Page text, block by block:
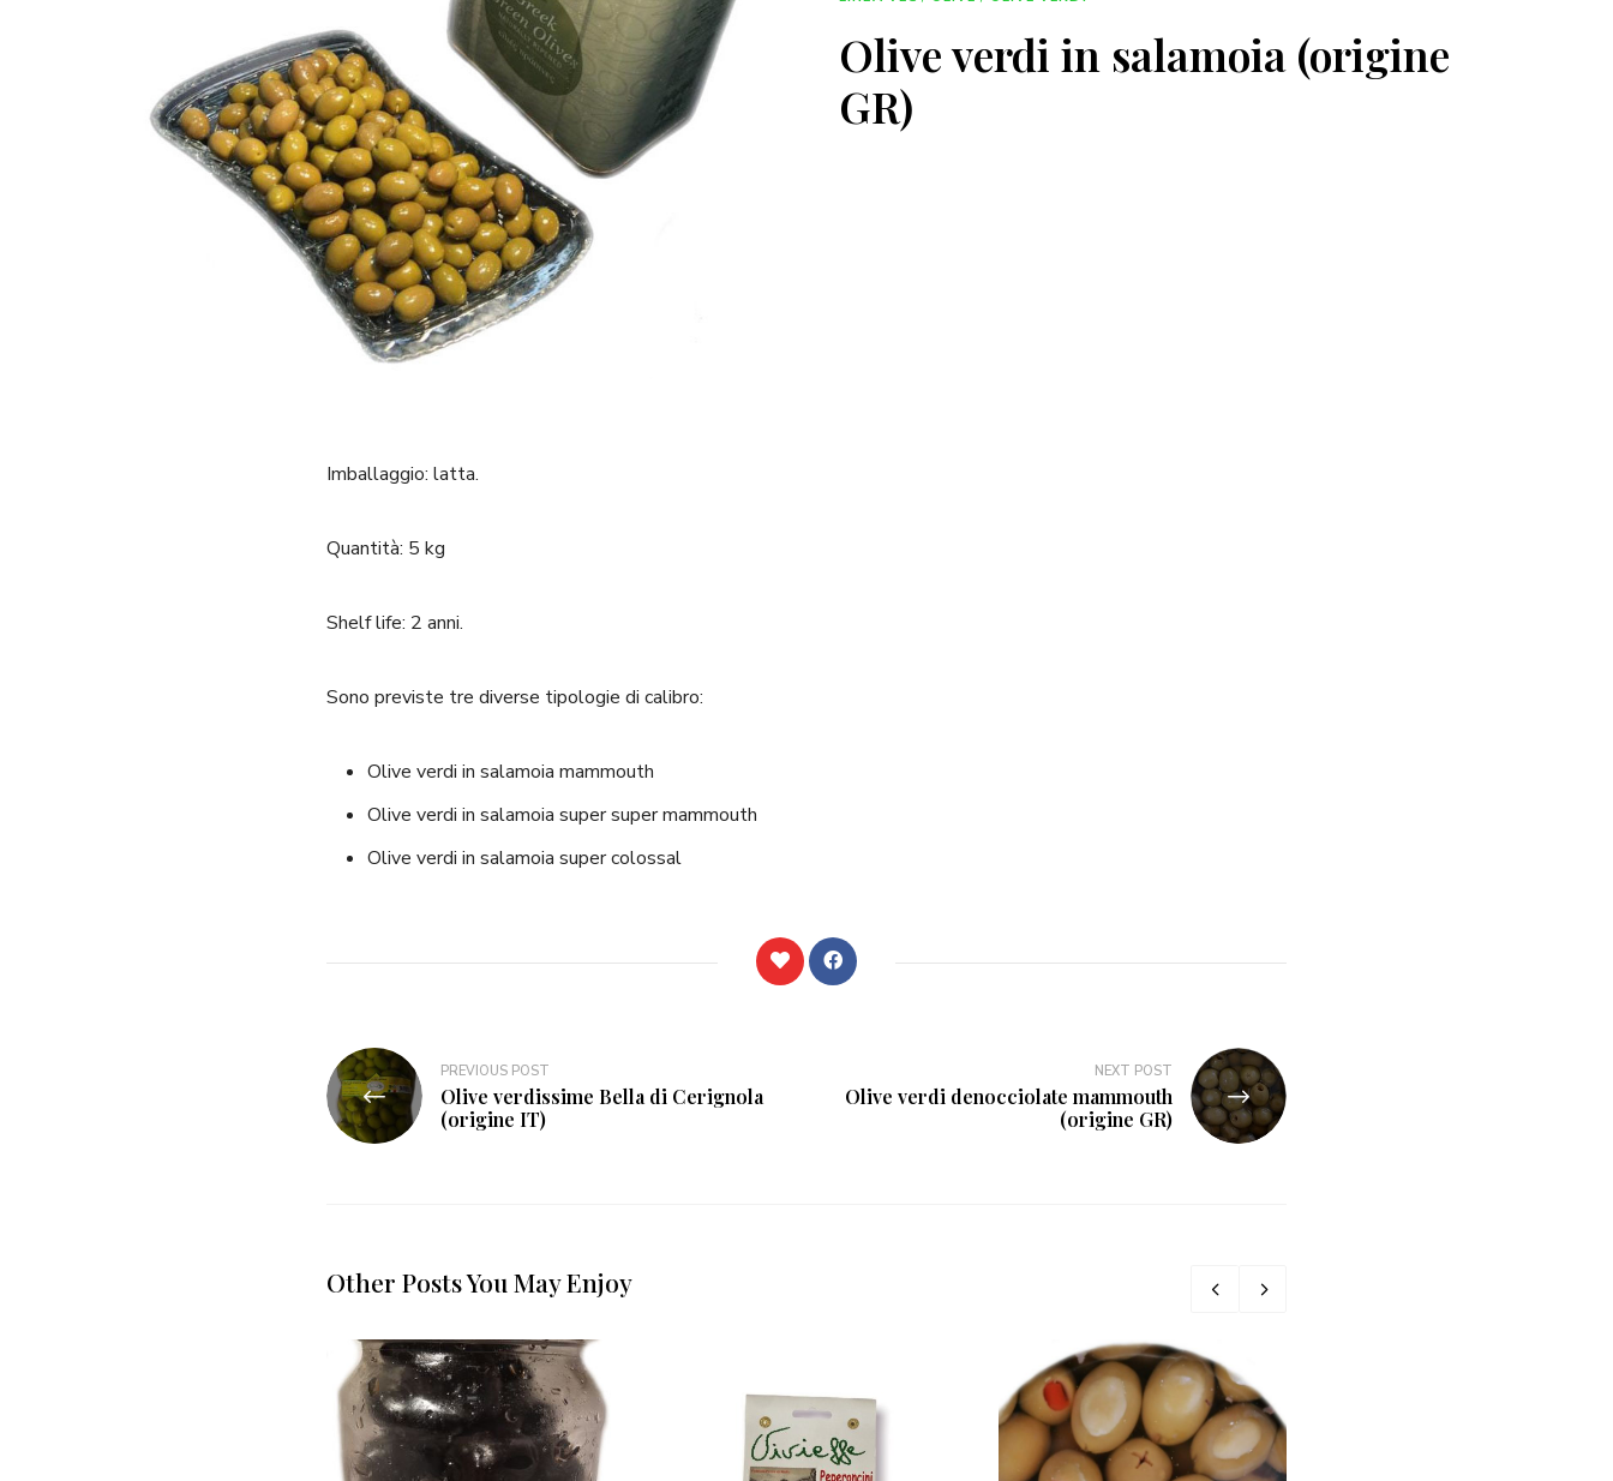
Olive verdi in salamoia (origine
GR)
Imballaggio: latta.
Quantità: 5 kg
Shelf life: 2 anni.
Sono previste tre diverse tipologie di calibro:
Olive verdi in salamoia mammouth
Olive verdi in salamoia super super mammouth
Olive verdi in salamoia super colossal
Navigazione
articoli
PREVIOUS POST
Olive verdissime Bella di Cerignola
(origine IT)
NEXT POST
Olive verdi denocciolate mammouth
(origine GR)
Other Posts You May Enjoy